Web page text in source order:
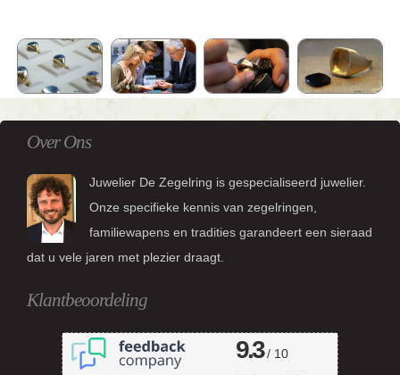
Over Ons
Juwelier De Zegelring is gespecialiseerd juwelier.
Onze specifieke kennis van zegelringen,
familiewapens en tradities garandeert een sieraad
dat u vele jaren met plezier draagt.
Klantbeoordeling
9.3/ 10